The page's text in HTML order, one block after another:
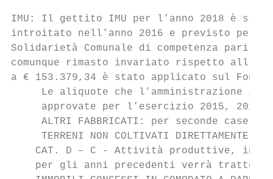
IMU: Il gettito IMU per l’anno 2018 è
introitato nell’anno 2016 e previsto per il
Solidarietà Comunale di competenza pari
comunque rimasto invariato rispetto
a € 153.379,34 è stato applicato sul
Le aliquote che l’amministrazione
approvate per l’esercizio 2015, 2017
ALTRI FABBRICATI: per seconde case e
TERRENI NON COLTIVATI DIRETTAMENTE
CAT. D – C - Attività produttive,
per gli anni precedenti verrà